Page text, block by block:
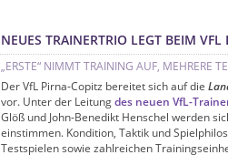
NEUES TRAINERTRIO LEGT BEIM VFL
„ERSTE“ NIMMT TRAINING AUF, MEHRERE
Der VfL Pirna-Copitz bereitet sich auf die
vor. Unter der Leitungdes neuen VfL-
Glöß und John-Benedikt Henschel werden
einstimmen. Kondition, Taktik und
Testspielen sowie zahlreichen